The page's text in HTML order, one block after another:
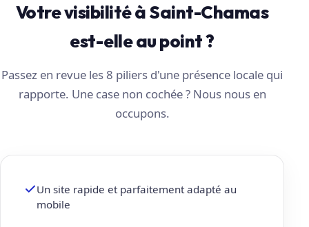
Votre visibilité à Saint-Chamas
est-elle au point ?
Passez en revue les 8 piliers d'une présence locale qui
rapporte. Une case non cochée ? Nous nous en
occupons.
Un site rapide et parfaitement adapté au
mobile